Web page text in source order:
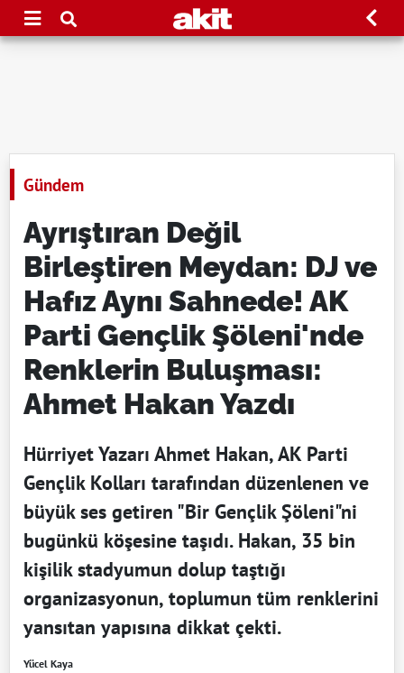
Gündem
Ayrıştıran Değil
Birleştiren Meydan: DJ ve
Hafız Aynı Sahnede! AK
Parti Gençlik Şöleni'nde
Renklerin Buluşması:
Ahmet Hakan Yazdı
Hürriyet Yazarı Ahmet Hakan, AK Parti
Gençlik Kolları tarafından düzenlenen ve
büyük ses getiren "Bir Gençlik Şöleni"ni
bugünkü köşesine taşıdı. Hakan, 35 bin
kişilik stadyumun dolup taştığı
organizasyonun, toplumun tüm renklerini
yansıtan yapısına dikkat çekti.
Yücel Kaya